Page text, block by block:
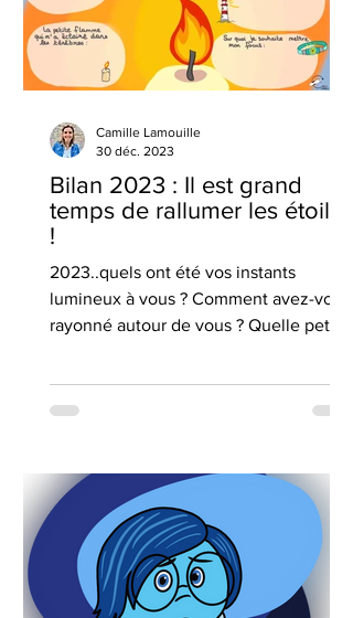
Bilan 2023 : Il est grand
temps de rallumer les étoiles
!
2023..quels ont été vos instants
lumineux à vous ? Comment avez-vous
rayonné autour de vous ? Quelle petite
Camille Lamouille
30 déc. 2023